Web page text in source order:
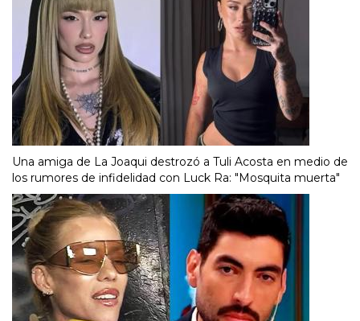
Una amiga de La Joaqui destrozó a Tuli Acosta en medio de
los rumores de infidelidad con Luck Ra: "Mosquita muerta"